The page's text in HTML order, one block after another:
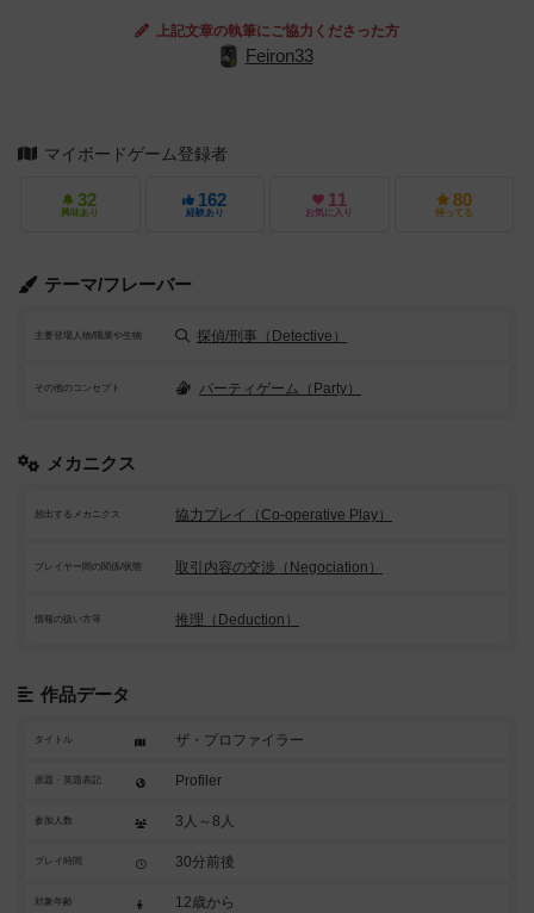
上記文章の執筆にご協力くださった方
Feiron33
マイボードゲーム登録者
32
興味あり
162
経験あり
11
お気に入り
80
持ってる
テーマ/フレーバー
主要登場人物/職業や生物 探偵/刑事（Detective）
その他のコンセプト パーティゲーム（Party）
メカニクス
頻出するメカニクス 協力プレイ（Co-operative Play）
プレイヤー間の関係/状態 取引内容の交渉（Negociation）
情報の扱い方等 推理（Deduction）
作品データ
タイトル ザ・プロファイラー
原題・英題表記 Profiler
参加人数 3人～8人
プレイ時間 30分前後
対象年齢 12歳から